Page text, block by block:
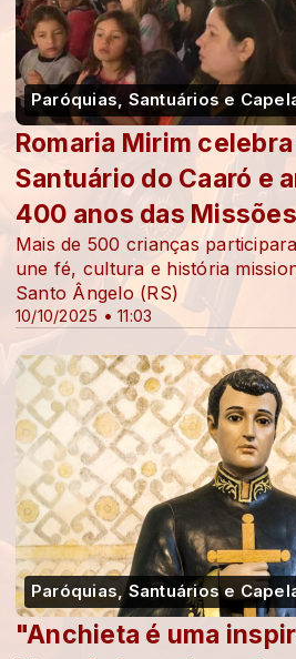
Paróquias, Santuários e
10/10/2025 • 11:03
Romaria Mirim
Santuário do Caaró e
400 anos das
Mais de 500 crianças
une fé, cultura e história
Santo Ângelo (RS)
Paróquias, Santuários e
"Anchieta é uma